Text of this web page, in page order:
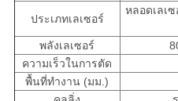
ประเภทเลเซอร์
หลอดเลเ
พลังเลเซอร์
ความเร็วในการตัด
พื้นที่ทำงาน (มม.)